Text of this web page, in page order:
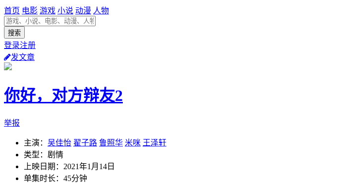
首页 电影 游戏 小说 动漫 人物
登录注册
发文章
你好，对方辩友2
举报
主演： 吴佳怡 翟子路 鲁照华 米咪 王泽轩
类型：剧情
上映日期：2021年1月14日
单集时长：45分钟